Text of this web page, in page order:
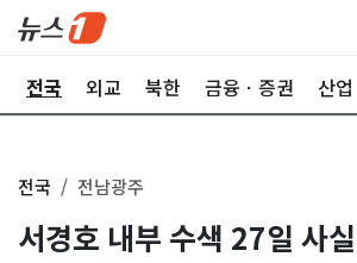
전국 외교 북한 금융ㆍ증권 산업
전국 전남광주
서경호 내부 수색 27일 사